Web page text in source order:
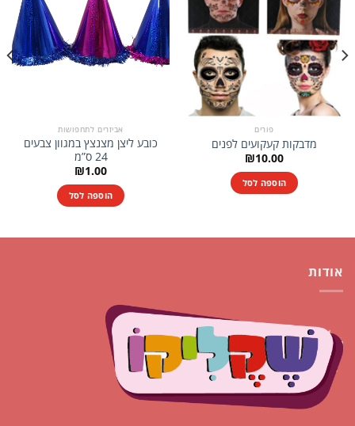
פורים
מדבקות קעקועים לפנים
₪10.00
הוספה לסל
אביזרים לתחפושות
כובע ליצן מצנצץ במגוון צבעים
24 ס”מ
₪1.00
הוספה לסל
אודות